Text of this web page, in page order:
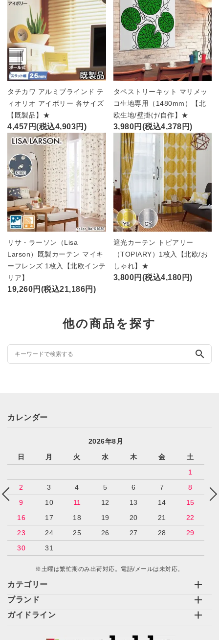
タチカワ アルミブラインド テ
ィオリオ アイボリー 各サイズ
【既製品】★
4,457円(税込4,903円)
タペストリーキット マリメッ
コ生地専用（1480mm）【北
欧生地/壁掛け/自作】★
3,980円(税込4,378円)
リサ・ラーソン（Lisa
Larson）既製カーテン マイキ
ーフレンズ 1枚入【北欧インテ
リア】
19,260円(税込21,186円)
遮光カーテン トピアリー
（TOPIARY）1枚入【北欧/お
しゃれ】★
3,800円(税込4,180円)
他の商品を探す
search
カテゴリー
ブランド
ガイドライン
カレンダー
2026年8月
日
月 火 水 木 金
土
1
2
3 4 5 6 7
8
9
10 11 12 13 14
15
16
17 18 19 20 21
22
23
24 25 26 27 28
29
30
31
※土曜は繁忙期のみ出荷対応。電話/メールは未対応。